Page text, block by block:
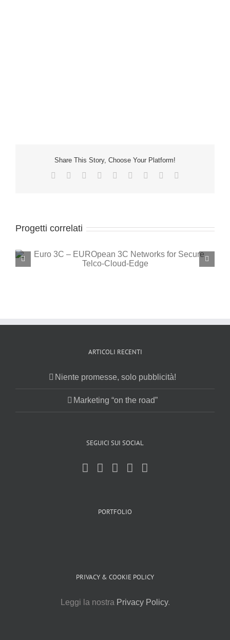
Share This Story, Choose Your Platform!
Facebook Reddit LinkedInWhatsApp
TumblrPinterest
Progetti correlati
ARTICOLI RECENTI
Niente promesse, solo pubblicità!
Marketing “on the road”
SEGUICI SUI SOCIAL
PORTFOLIO
PRIVACY & COOKIE POLICY
Leggi la nostra Privacy Policy.